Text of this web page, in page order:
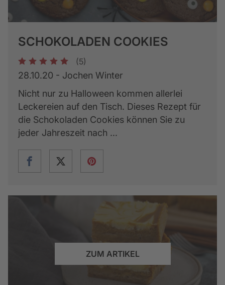
SCHOKOLADEN COOKIES
1 2 3 4 5 (5)
28.10.20 - Jochen Winter
Nicht nur zu Halloween kommen allerlei
Leckereien auf den Tisch. Dieses Rezept für
die Schokoladen Cookies können Sie zu
jeder Jahreszeit nach ...
ZUM ARTIKEL